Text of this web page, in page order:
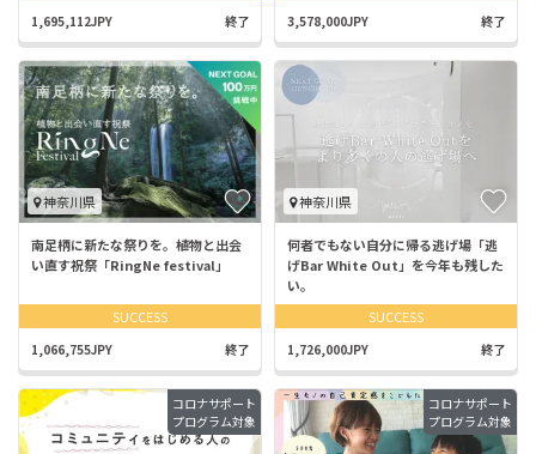
1,695,112JPY 終了 3,578,000JPY 終了
神奈川県
南足柄に新たな祭りを。植物と出会
い直す祝祭「RingNe festival」
SUCCESS
1,066,755JPY 終了
神奈川県
何者でもない自分に帰る逃げ場「逃
げBar White Out」を今年も残した
い。
SUCCESS
1,726,000JPY 終了
コロナサポート
プログラム対象
コロナサポート
プログラム対象